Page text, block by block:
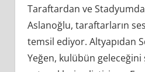
Taraftardan ve
Aslanoğlu, taraftarların
temsil ediyor. Altyapıdan
Yeğen, kulübün